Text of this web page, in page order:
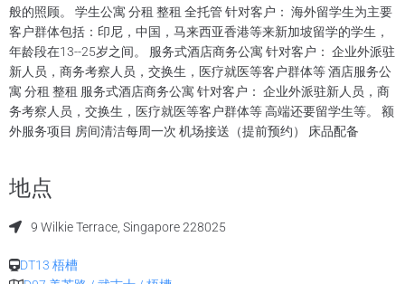
般的照顾。 学生公寓 分租 整租 全托管 针对客户： 海外留学生为主要
客户群体包括：印尼，中国，马来西亚香港等来新加坡留学的学生，
年龄段在13--25岁之间。 服务式酒店商务公寓 针对客户： 企业外派驻
新人员，商务考察人员，交换生，医疗就医等客户群体等 酒店服务公
寓 分租 整租 服务式酒店商务公寓 针对客户： 企业外派驻新人员，商
务考察人员，交换生，医疗就医等客户群体等 高端还要留学生等。 额
外服务项目 房间清洁每周一次 机场接送（提前预约） 床品配备
地点
9 Wilkie Terrace, Singapore 228025
DT13 梧槽